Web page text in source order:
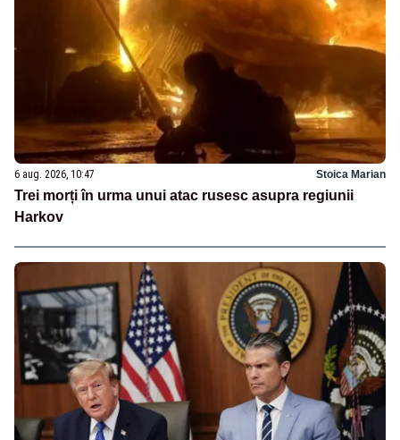
6 aug. 2026, 10:47 Stoica Marian
Trei morți în urma unui atac rusesc asupra regiunii
Harkov